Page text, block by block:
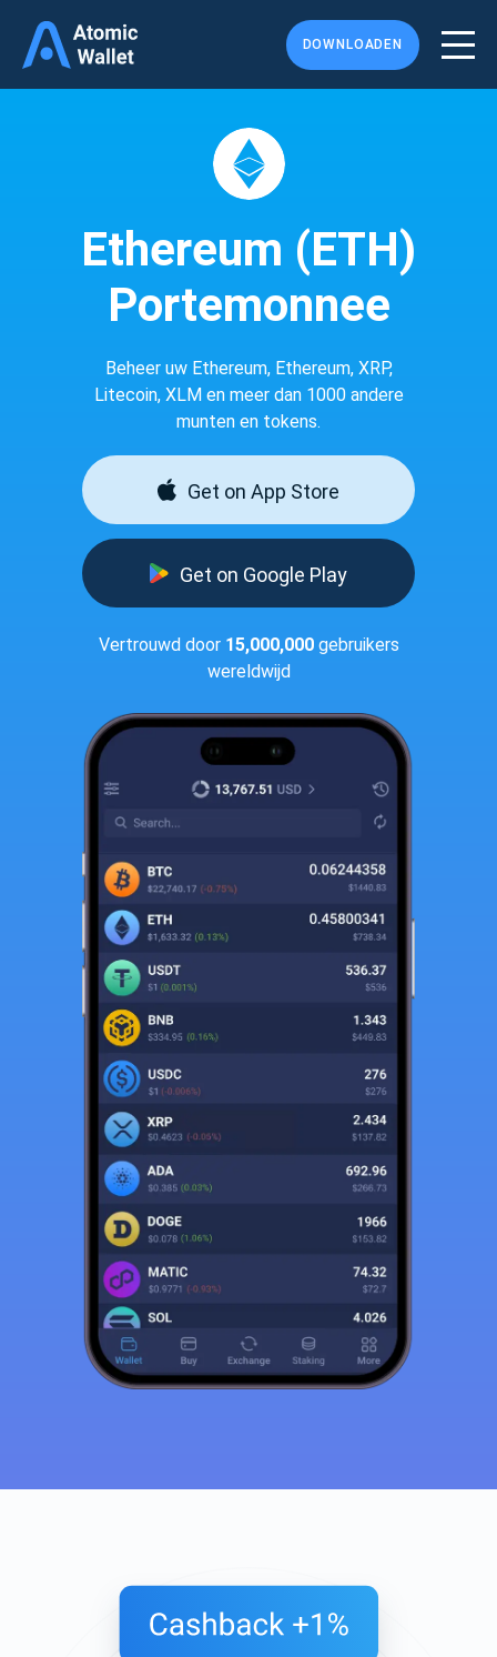
DOWNLOADEN
Ethereum (ETH)
Portemonnee
Beheer uw Ethereum, Ethereum, XRP,
Litecoin, XLM en meer dan 1000 andere
munten en tokens.
Get on App Store
Get on Google Play
Vertrouwd door 15,000,000gebruikers
wereldwijd